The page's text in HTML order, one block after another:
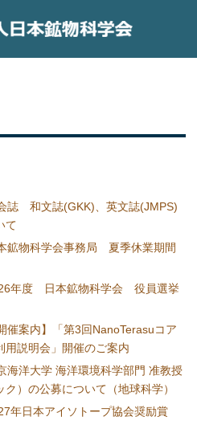
誌 和文誌(GKK)、英文誌(JMPS)
て
鉱物科学会事務局 夏季休業期間
年度 日本鉱物科学会 役員選挙
開催案内】「第3回NanoTerasuコア
用説明会」開催のご案内
海洋大学 海洋環境科学部門 准教授
）の公募について（地球科学）
年日本アイソトープ協会奨励賞